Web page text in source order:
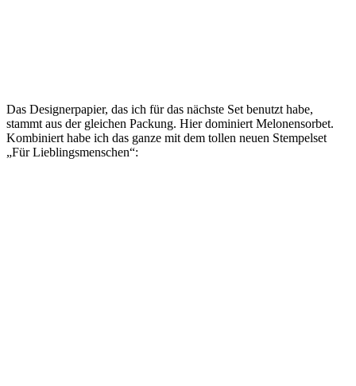
Das Designerpapier, das ich für das nächste Set benutzt habe,
stammt aus der gleichen Packung. Hier dominiert Melonensorbet.
Kombiniert habe ich das ganze mit dem tollen neuen Stempelset
„Für Lieblingsmenschen“: